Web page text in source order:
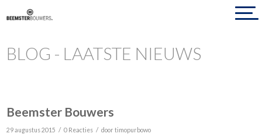
BLOG - LAATSTE NIEUWS
Beemster Bouwers
29 augustus 2015 / 0 Reacties / doortimopurbowo